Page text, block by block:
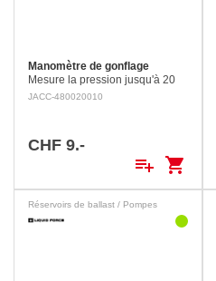
Manomètre de gonflage
Mesure la pression jusqu'à 20
PSI. Dimensions : 40 x 75 mm
JACC-480020010
CHF 9.-
playlist_add shopping_cart
Réservoirs de ballast / Pompes